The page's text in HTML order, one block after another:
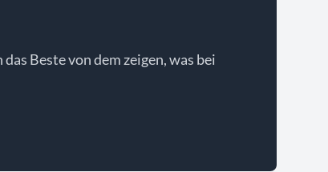
Beste von dem zeigen, was bei